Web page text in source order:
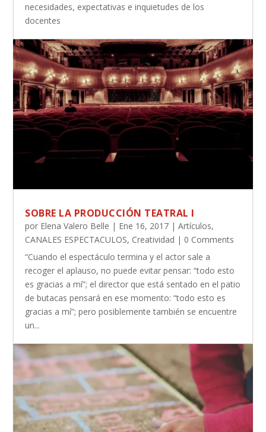
necesidades, expectativas e inquietudes de los
docentes
SOBRE LA PRODUCCIÓN TEATRAL I
por Elena Valero Belle | Ene 16, 2017 |Artículos,
CANALES ESPECTACULOS, Creatividad | 0 Comments
“Cuando el espectáculo termina y el actor sale a
recoger el aplauso, no puede evitar pensar: “todo esto
es gracias a mí”; el director que está sentado en el patio
de butacas pensará en ese momento: “todo esto es
gracias a mí”; pero posiblemente también se encuentre
un...